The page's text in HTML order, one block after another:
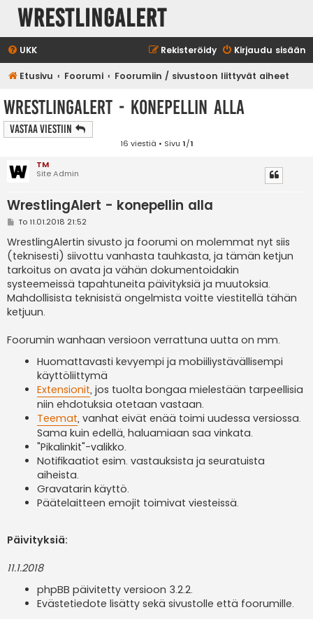
WrestlingAlert
UKK Kirjaudu sisään
Rekisteröidy
Etusivu Foorumi Foorumiin / sivustoon liittyvät aiheet
WrestlingAlert - konepellin alla
Vastaa Viestiin
16 viestiä • Sivu 1/1
TM
Site Admin
WrestlingAlert - konepellin alla
V
e
s
t
i
To 11.01.2018 21:52
WrestlingAlertin sivusto ja foorumi on molemmat nyt siis
(teknisesti) siivottu vanhasta tauhkasta, ja tämän ketjun
tarkoitus on avata ja vähän dokumentoidakin
systeemeissä tapahtuneita päivityksiä ja muutoksia.
Mahdollisista teknisistä ongelmista voitte viestitellä tähän
ketjuun.
Foorumin wanhaan versioon verrattuna uutta on mm.
Huomattavasti kevyempi ja mobiiliystävällisempi
käyttöliittymä
Extensionit, jos tuolta bongaa mielestään tarpeellisia
niin ehdotuksia otetaan vastaan.
Teemat, vanhat eivät enää toimi uudessa versiossa.
Sama kuin edellä, haluamiaan saa vinkata.
"Pikalinkit"-valikko.
Notifikaatiot esim. vastauksista ja seuratuista
aiheista.
Gravatarin käyttö.
Päätelaitteen emojit toimivat viesteissä.
Päivityksiä:
11.1.2018
phpBB päivitetty versioon 3.2.2.
Evästetiedote lisätty sekä sivustolle että foorumille.